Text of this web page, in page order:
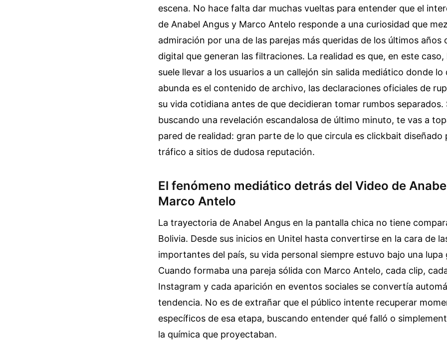
escena. No hace falta dar muchas vueltas para entender que el
de Anabel Angus y Marco Antelo responde a una curiosidad que
admiración por una de las parejas más queridas de los últimos años
digital que generan las filtraciones. La realidad es que, en este caso,
suele llevar a los usuarios a un callejón sin salida mediático donde lo
abunda es el contenido de archivo, las declaraciones oficiales de
su vida cotidiana antes de que decidieran tomar rumbos separados.
buscando una revelación escandalosa de último minuto, te vas a
pared de realidad: gran parte de lo que circula es clickbait diseñado
tráfico a sitios de dudosa reputación.
El fenómeno mediático detrás del Video de
Marco Antelo
La trayectoria de Anabel Angus en la pantalla chica no tiene
Bolivia. Desde sus inicios en Unitel hasta convertirse en la cara de
importantes del país, su vida personal siempre estuvo bajo una lupa
Cuando formaba una pareja sólida con Marco Antelo, cada clip,
Instagram y cada aparición en eventos sociales se convertía
tendencia. No es de extrañar que el público intente recuperar
específicos de esa etapa, buscando entender qué falló o
la química que proyectaban.